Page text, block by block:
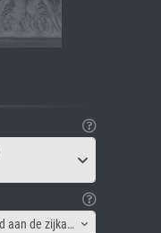
Canvas lijst - Afbeelding gespiegeld aan de zijkant